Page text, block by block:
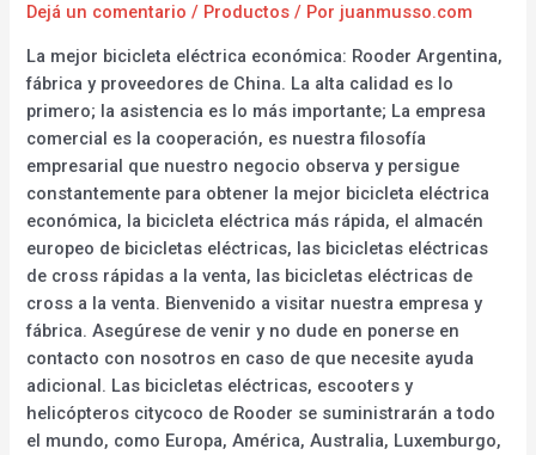
Dejá un comentario / Productos / Por juanmusso.com
La mejor bicicleta eléctrica económica: Rooder Argentina,
fábrica y proveedores de China. La alta calidad es lo
primero; la asistencia es lo más importante; La empresa
comercial es la cooperación, es nuestra filosofía
empresarial que nuestro negocio observa y persigue
constantemente para obtener la mejor bicicleta eléctrica
económica, la bicicleta eléctrica más rápida, el almacén
europeo de bicicletas eléctricas, las bicicletas eléctricas
de cross rápidas a la venta, las bicicletas eléctricas de
cross a la venta. Bienvenido a visitar nuestra empresa y
fábrica. Asegúrese de venir y no dude en ponerse en
contacto con nosotros en caso de que necesite ayuda
adicional. Las bicicletas eléctricas, escooters y
helicópteros citycoco de Rooder se suministrarán a todo
el mundo, como Europa, América, Australia, Luxemburgo,